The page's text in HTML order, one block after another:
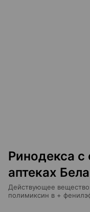
Ринодекса
аптеках
Действующее вещество
полимиксин в +